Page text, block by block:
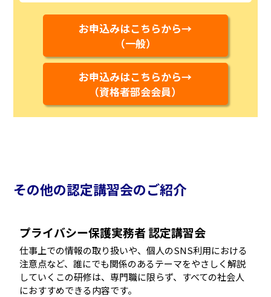
お申込みはこちらから→
（一般）
お申込みはこちらから→
（資格者部会会員）
その他の認定講習会のご紹介
プライバシー保護実務者 認定講習会
仕事上での情報の取り扱いや、個人のSNS利用における
注意点など、誰にでも関係のあるテーマをやさしく解説
していくこの研修は、専門職に限らず、すべての社会人
におすすめできる内容です。